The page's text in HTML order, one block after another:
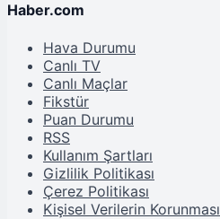
Haber.com
Hava Durumu
Canlı TV
Canlı Maçlar
Fikstür
Puan Durumu
RSS
Kullanım Şartları
Gizlilik Politikası
Çerez Politikası
Kişisel Verilerin Korunması